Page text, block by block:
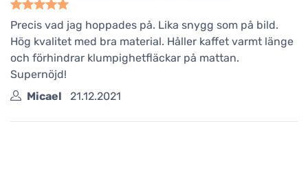
Precis vad jag hoppades på. Lika snygg som på bild.
Hög kvalitet med bra material. Håller kaffet varmt länge
och förhindrar klumpighetfläckar på mattan.
Supernöjd!
Micael
21.12.2021